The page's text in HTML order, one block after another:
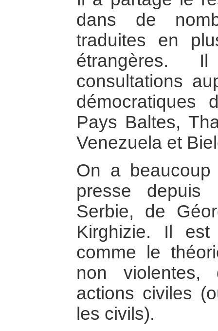
dans de
traduites en
consultations
démocratiques
Pays Baltes,
Venezuela et
On a
presse depuis
Serbie, de
Kirghizie. Il est
comme le
non
actions civiles
les civils).